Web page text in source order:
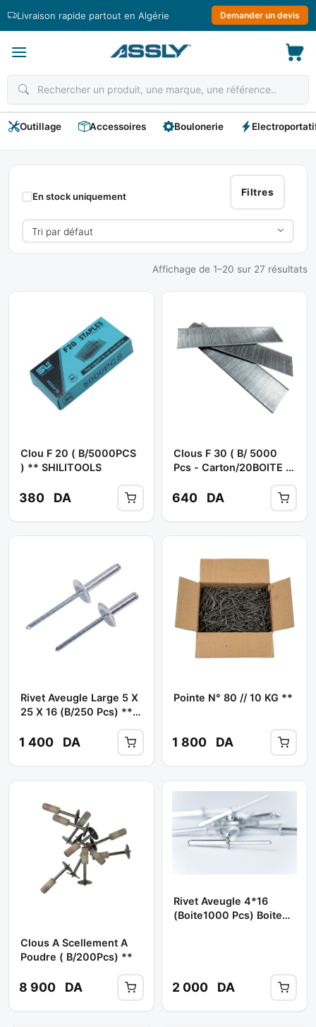
Livraison rapide partout en Algérie Demander un devis
Outillage Accessoires Boulonerie
Les
Clous
Filtres
En stock uniquement
Affichage de 1–20 sur 27 résultats
Clou F 20 ( B/5000PCS
) ** SHILITOOLS
380 DA
Clous F 30 ( B/ 5000
Pcs - Carton/20BOITE )
640 DA
Rivet Aveugle Large 5 X
25 X 16 (B/250 Pcs) **
1 400 DA
Pointe N° 80 // 10 KG **
1 800 DA
Clous A Scellement A
Poudre ( B/200Pcs) **
8 900 DA
Rivet Aveugle 4*16
(boite1000 Pcs) Boite
2 000 DA